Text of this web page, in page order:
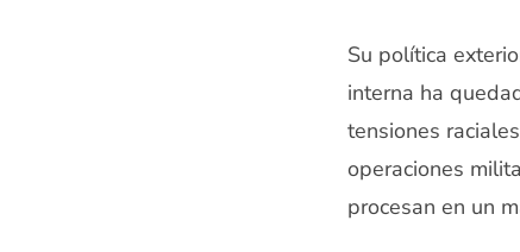
Su política
interna ha
tensiones
operaciones
procesan en un